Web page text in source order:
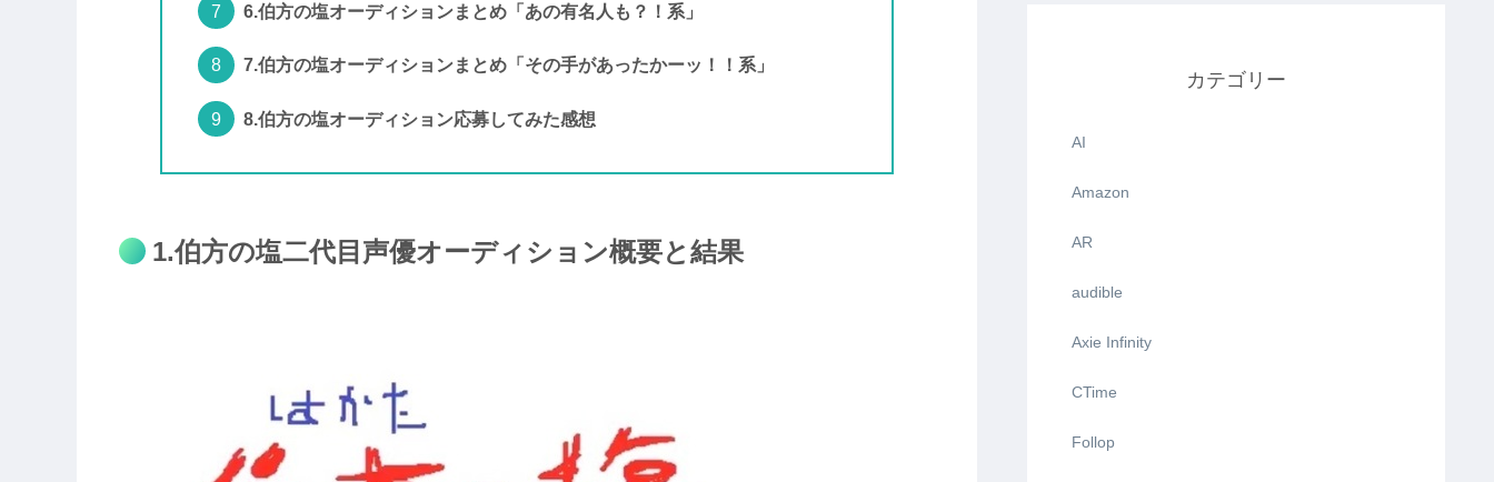
6.伯方の塩オーディションまとめ「あの有名人も？！系」
7.伯方の塩オーディションまとめ「その手があったかーッ！！系」
8.伯方の塩オーディション応募してみた感想
1.伯方の塩二代目声優オーディション概要と結果
カテゴリー
AI
Amazon
AR
audible
Axie Infinity
CTime
Follop